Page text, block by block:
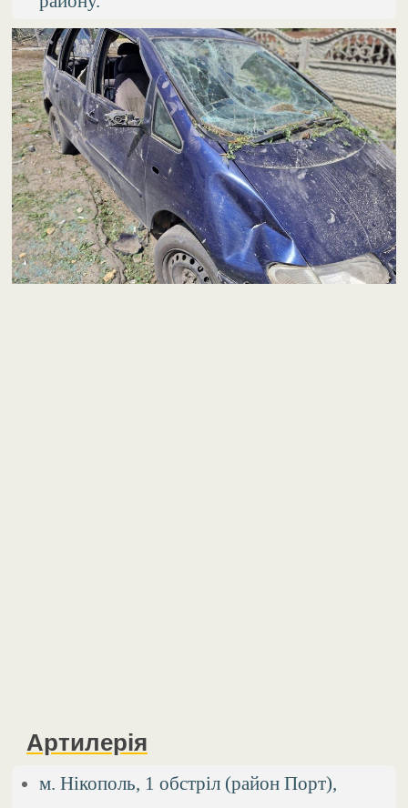
Артилерія
м. Нікополь, 1 обстріл (район Порт),